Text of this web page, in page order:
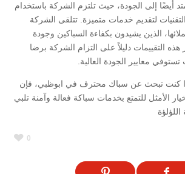
أيضًا إلى الجودة، حيث تلتزم الشركة باستخدام
لتقديم خدمات متميزة. تتلقى الشركة
الذين يشيدون بكفاءة السباكين وجودة
هذه التقييمات دليلاً على التزام الشركة برضا
معايير الجودة العالية.
كنت تبحث عن سباك محترف في ابوظبي، فإن
الأمثل للتمتع بخدمات سباكة فعالة وآمنة تلبي
0